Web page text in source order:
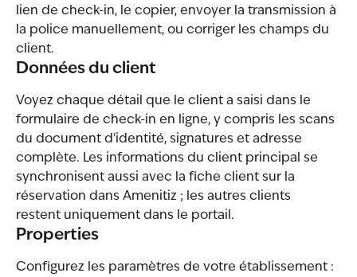
lien de check-in, le copier, envoyer la transmission à
la police manuellement, ou corriger les champs du
client.
Données du client
Voyez chaque détail que le client a saisi dans le
formulaire de check-in en ligne, y compris les scans
du document d'identité, signatures et adresse
complète. Les informations du client principal se
synchronisent aussi avec la fiche client sur la
réservation dans Amenitiz ; les autres clients
restent uniquement dans le portail.
Properties
Configurez les paramètres de votre établissement :